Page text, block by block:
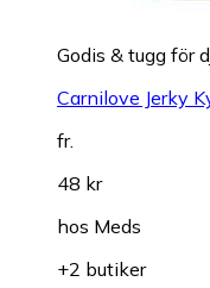
Godis & tugg för
Carnilove Jerky
fr.
48 kr
hos Meds
+2 butiker